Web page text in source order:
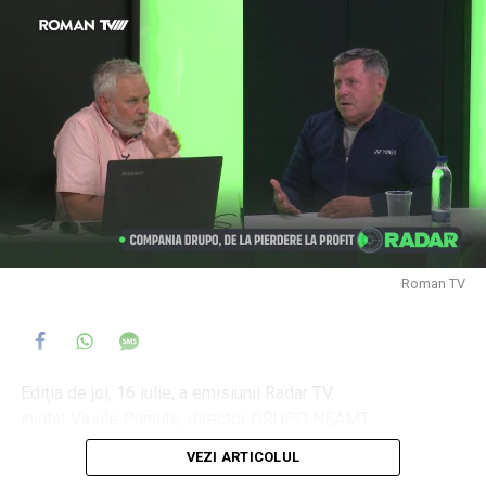
Roman TV
moderator: Daniel Muraru
VEZI ARTICOLUL